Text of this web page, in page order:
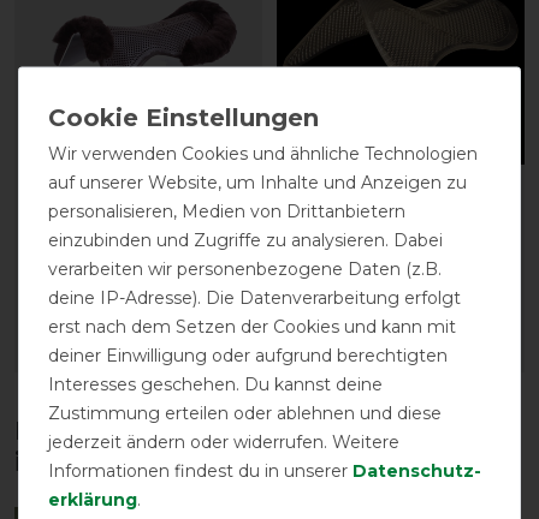
Acavallo Gel-Pad Active
ohne Dri-Lex mit
Lammfell - braun
vorher 202,50 €
121,50 € *
ARTIKEL MERKEN
Acavallo Gel-Pad
Anatomic Soft -
transparent
vorher 89,00 €
80,10 € *
ARTIKEL MERKEN
Diese Produkte könnten dich auch
interessieren
Wir verwenden Cookies und ähnliche Technologien
auf unserer Website, um Inhalte und Anzeigen zu
personalisieren, Medien von Drittanbietern
einzubinden und Zugriffe zu analysieren. Dabei
verarbeiten wir personenbezogene Daten (z.B.
deine IP-Adresse). Die Datenverarbeitung erfolgt
erst nach dem Setzen der Cookies und kann mit
deiner Einwilligung oder aufgrund berechtigten
Interesses geschehen. Du kannst deine
Zustimmung erteilen oder ablehnen und diese
jederzeit ändern oder widerrufen. Weitere
Informationen findest du in unserer Daten­schutz­
erklärung.